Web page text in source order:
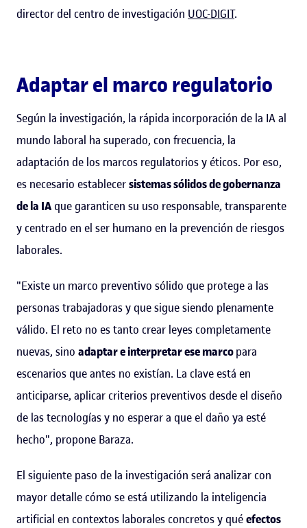
director del centro de investigación UOC-DIGIT.
Adaptar el marco regulatorio
Según la investigación, la rápida incorporación de la IA al
mundo laboral ha superado, con frecuencia, la
adaptación de los marcos regulatorios y éticos. Por eso,
es necesario establecersistemas sólidos de gobernanza
de la IA que garanticen su uso responsable, transparente
y centrado en el ser humano en la prevención de riesgos
laborales.
"Existe un marco preventivo sólido que protege a las
personas trabajadoras y que sigue siendo plenamente
válido. El reto no es tanto crear leyes completamente
nuevas, sino adaptar e interpretar ese marcopara
escenarios que antes no existían. La clave está en
anticiparse, aplicar criterios preventivos desde el diseño
de las tecnologías y no esperar a que el daño ya esté
hecho", propone Baraza.
El siguiente paso de la investigación será analizar con
mayor detalle cómo se está utilizando la inteligencia
artificial en contextos laborales concretos y quéefectos